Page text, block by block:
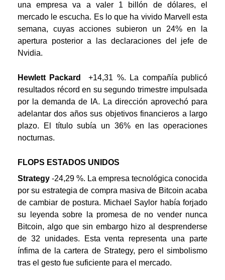
una empresa va a valer 1 billón de dólares, el
mercado le escucha. Es lo que ha vivido Marvell esta
semana, cuyas acciones subieron un 24% en la
apertura posterior a las declaraciones del jefe de
Nvidia.
Hewlett Packard
+14,31 %. La compañía publicó
resultados récord en su segundo trimestre impulsada
por la demanda de IA. La dirección aprovechó para
adelantar dos años sus objetivos financieros a largo
plazo. El título subía un 36% en las operaciones
nocturnas.
FLOPS ESTADOS UNIDOS
Strategy -24,29 %. La empresa tecnológica conocida
por su estrategia de compra masiva de Bitcoin acaba
de cambiar de postura. Michael Saylor había forjado
su leyenda sobre la promesa de no vender nunca
Bitcoin, algo que sin embargo hizo al desprenderse
de 32 unidades. Esta venta representa una parte
ínfima de la cartera de Strategy, pero el simbolismo
tras el gesto fue suficiente para el mercado.